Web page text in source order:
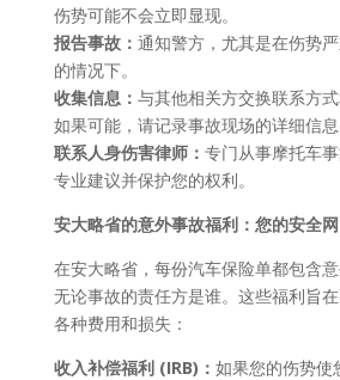
伤势可能不会立即显现。
报告事故： 通知警方，尤其是在伤势
的情况下。
收集信息： 与其他相关方交换联系方式
如果可能，请记录事故现场的详细信息
联系人身伤害律师： 专门从事摩托车
专业建议并保护您的权利。
安大略省的意外事故福利：您的安全网
在安大略省，每份汽车保险单都包含
无论事故的责任方是谁。这些福利旨
各种费用和损失：
收入补偿福利 (IRB)： 如果您的伤势使